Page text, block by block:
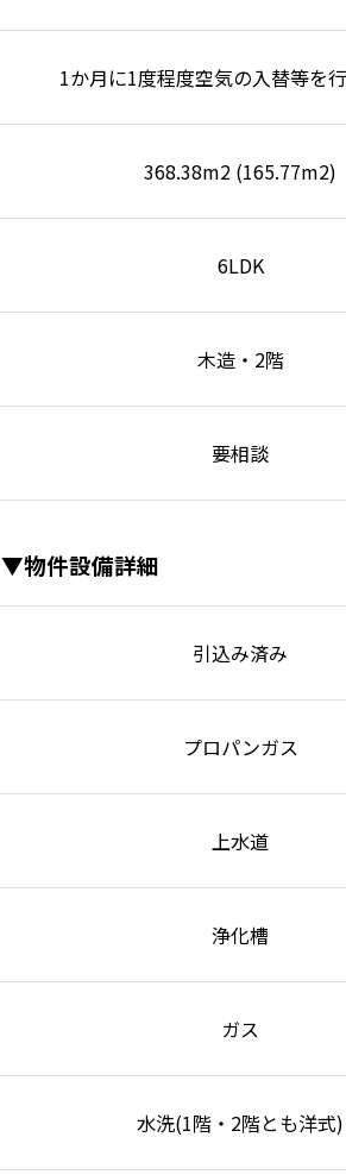
1か月に1度程度空気の入替等を
368.38m2 (165.77m2)
6LDK
木造・2階
要相談
▼物件設備詳細
引込み済み
プロパンガス
上水道
浄化槽
ガス
水洗(1階・2階とも洋式)